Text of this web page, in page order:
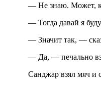
— Не знаю. Может,
— Тогда давай я буду
— Значит так, — сказал
— Да, — печально
Санджар взял мяч и